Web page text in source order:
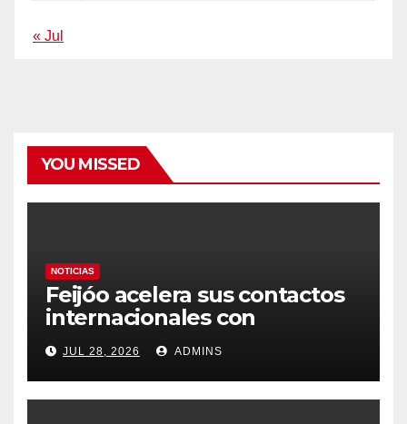
« Jul
YOU MISSED
NOTICIAS
Feijóo acelera sus contactos
internacionales con
Latinoamérica como socio
prioritario en su agenda de
gobierno
JUL 28, 2026 ADMINS